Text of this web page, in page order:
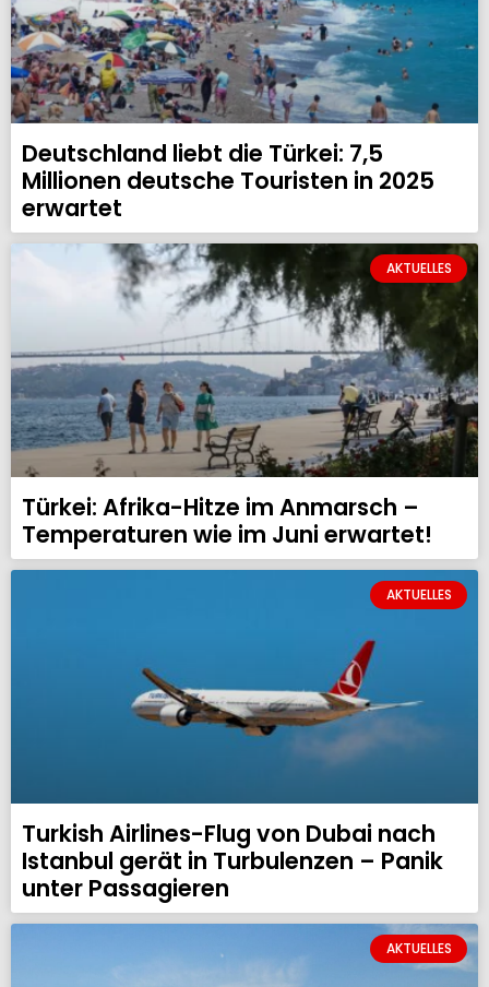
Deutschland liebt die Türkei: 7,5
Millionen deutsche Touristen in 2025
erwartet
AKTUELLES
Türkei: Afrika-Hitze im Anmarsch –
Temperaturen wie im Juni erwartet!
AKTUELLES
Turkish Airlines-Flug von Dubai nach
Istanbul gerät in Turbulenzen – Panik
unter Passagieren
AKTUELLES